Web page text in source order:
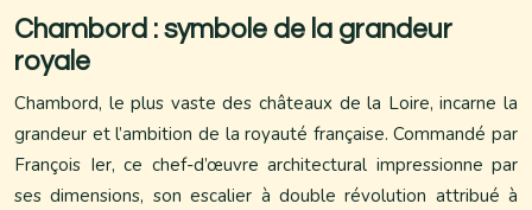
Chambord : symbole de la grandeur
royale
Chambord, le plus vaste des châteaux de la Loire, incarne la
grandeur et l’ambition de la royauté française. Commandé par
François Ier, ce chef-d’œuvre architectural impressionne par
ses dimensions, son escalier à double révolution attribué à